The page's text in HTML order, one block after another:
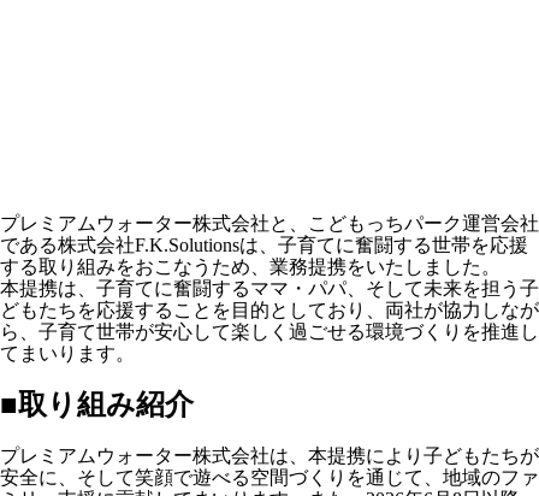
プレミアムウォーター株式会社と、こどもっちパーク運営会社
である株式会社F.K.Solutionsは、子育てに奮闘する世帯を応援
する取り組みをおこなうため、業務提携をいたしました。
本提携は、子育てに奮闘するママ・パパ、そして未来を担う子
どもたちを応援することを目的としており、両社が協力しなが
ら、子育て世帯が安心して楽しく過ごせる環境づくりを推進し
てまいります。
■取り組み紹介
プレミアムウォーター株式会社は、本提携により子どもたちが
安全に、そして笑顔で遊べる空間づくりを通じて、地域のファ